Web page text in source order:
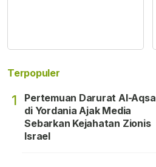
Terpopuler
1
Pertemuan Darurat Al-Aqsa
di Yordania Ajak Media
Sebarkan Kejahatan Zionis
Israel